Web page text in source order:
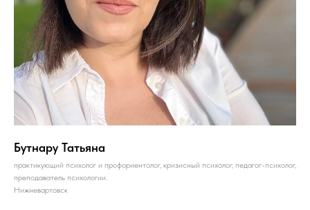
Бутнару Татьяна
практикующий психолог и профориентолог, кризисный психолог, педагог-психолог,
преподаватель психологии.
Нижневартовск